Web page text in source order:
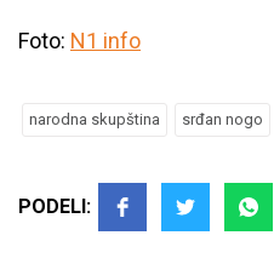
Foto: N1 info
narodna skupština srđan nogo
PODELI: